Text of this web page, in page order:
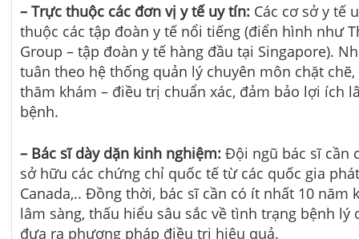
– Trực thuộc các đơn vị y tế uy tín: Các cơ sở y tế
thuộc các tập đoàn y tế nổi tiếng (điển hình như
Group – tập đoàn y tế hàng đầu tại Singapore).
tuân theo hệ thống quản lý chuyên môn chặt
thăm khám – điều trị chuẩn xác, đảm bảo lợi ích
bệnh.
– Bác sĩ dày dặn kinh nghiệm: Đội ngũ bác sĩ cần
sở hữu các chứng chỉ quốc tế từ các quốc gia
Canada,.. Đồng thời, bác sĩ cần có ít nhất 10 năm
lâm sàng, thấu hiểu sâu sắc về tình trạng bệnh lý
đưa ra phương pháp điều trị hiệu quả.